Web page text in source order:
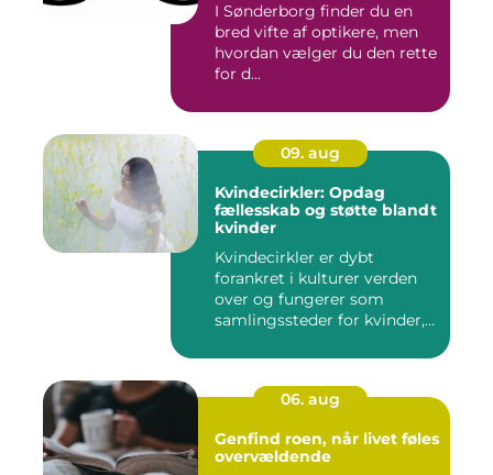
I Sønderborg finder du en
bred vifte af optikere, men
hvordan vælger du den rette
for d...
09. aug
Kvindecirkler: Opdag
fællesskab og støtte blandt
kvinder
Kvindecirkler er dybt
forankret i kulturer verden
over og fungerer som
samlingssteder for kvinder,
06. aug
Genfind roen, når livet føles
overvældende